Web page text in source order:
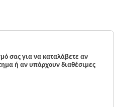
σας για να καταλάβετε αν
ή αν υπάρχουν διαθέσιμες